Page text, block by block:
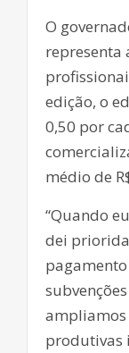
O
representa
edição, o
0,50 por
médio de
“Quando
dei
pagamento
ampliamos
produtivas